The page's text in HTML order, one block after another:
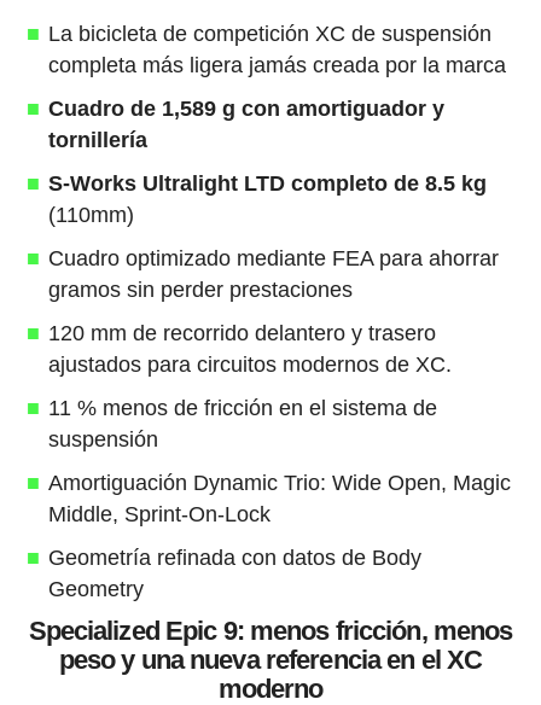
La bicicleta de competición XC de suspensión
completa más ligera jamás creada por la marca
Cuadro de 1,589 g con amortiguador y
tornillería
S-Works Ultralight LTD completo de 8.5 kg
(110mm)
Cuadro optimizado mediante FEA para ahorrar
gramos sin perder prestaciones
120 mm de recorrido delantero y trasero
ajustados para circuitos modernos de XC.
11 % menos de fricción en el sistema de
suspensión
Amortiguación Dynamic Trio: Wide Open, Magic
Middle, Sprint-On-Lock
Geometría refinada con datos de Body
Geometry
Specialized Epic 9: menos fricción, menos
peso y una nueva referencia en el XC
moderno